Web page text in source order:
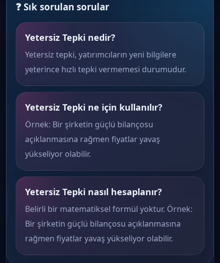
❓ Sık sorulan sorular
Yetersiz Tepki nedir?
Yetersiz tepki, yatırımcıların yeni bilgilere
yeterince hızlı tepki vermemesi durumudur.
Yetersiz Tepki ne için kullanılır?
Örnek: Bir şirketin güçlü bilançosu
açıklanmasına rağmen fiyatlar yavaş
yükseliyor olabilir.
Yetersiz Tepki nasıl hesaplanır?
Belirli bir matematiksel formül yoktur. Örnek:
Bir şirketin güçlü bilançosu açıklanmasına
rağmen fiyatlar yavaş yükseliyor olabilir.